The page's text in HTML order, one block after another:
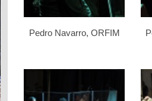
Pedro Navarro, ORFIM